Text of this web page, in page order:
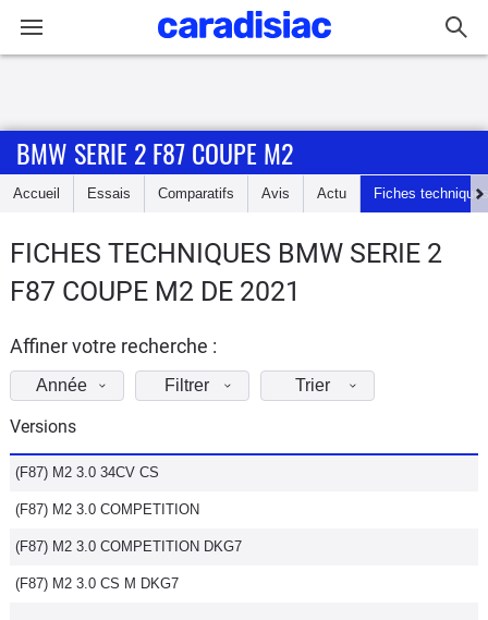
Accueil
Essais
d'achat
Electriques
Utilitaires
Flottes
Auto
Services
BMW SERIE 2 F87 COUPE M2
Accueil Essais Comparatifs Avis Actu Fiches techniques
FICHES TECHNIQUES BMW SERIE 2
F87 COUPE M2 DE 2021
Affiner votre recherche :
Année Filtrer Trier
Versions
(F87) M2 3.0 34CV CS
(F87) M2 3.0 COMPETITION
(F87) M2 3.0 COMPETITION DKG7
(F87) M2 3.0 CS M DKG7